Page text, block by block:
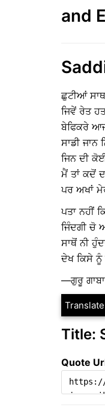
and
ਛੁਟੀਆਂ
ਜਿਵੇਂ ਰੇਤ
ਬੇਫਿਕਰੇ
ਸਾਡੀ ਜਾਨ
ਜਿਨ ਦੀ
ਮੈਂ ਤਾਂ ਕਦੋਂ
ਪਰ ਅਖਾਂ
ਪਤਾ ਨਹੀਂ
ਜਿੰਦਗੀ ਚੋ
ਸਾਥੋਂ ਨੀ
ਦੇਖ ਕਿਸੇ ਨੂੰ
—ਗੁਰੂ ਗਾਬਾ
Translate
Title:
Quote